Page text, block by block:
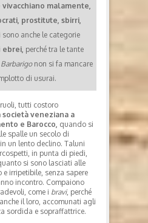
malamente,
prostitute, sbirri,
sono anche le categorie
ebrei, perché tra le tante
Barbarigonon si fa mancare
di usurai.
tutti costoro
veneziana a
e Barocco, quando si
spalle un secolo di
un lento declino. Taluni
in punta di piedi,
si sono lasciati alle
irripetibile, senza sapere
incontro. Compaiono
come i bravi, perché
il loro, accomunati agli
sordida e sopraffattrice.